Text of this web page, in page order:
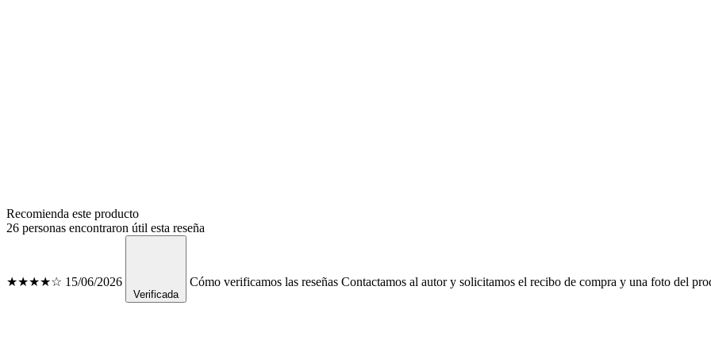
Recomienda este producto
26 personas encontraron útil esta reseña
★★★★☆ 15/06/2026
Verificada
Cómo verificamos las reseñas Contactamos al autor y solicitamos el recibo de compra y una foto del